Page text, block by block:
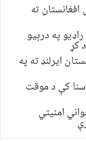
کډوال افغانستان ته
په درېیو
کړ
ایرلنډ ته په
سنا کې د موقت
امنیتي